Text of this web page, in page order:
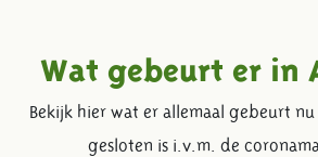
Wat gebeurt er in
Bekijk hier wat er allemaal gebeurt
gesloten is i.v.m. de